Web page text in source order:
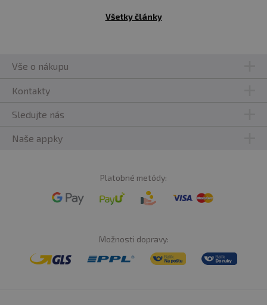
Všetky články
Vše o nákupu
Kontakty
Sledujte nás
Naše appky
Platobné metódy:
Možnosti dopravy: